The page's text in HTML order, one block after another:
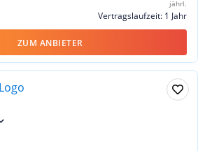
jährl.
Vertragslaufzeit: 1 Jahr
ZUM ANBIETER